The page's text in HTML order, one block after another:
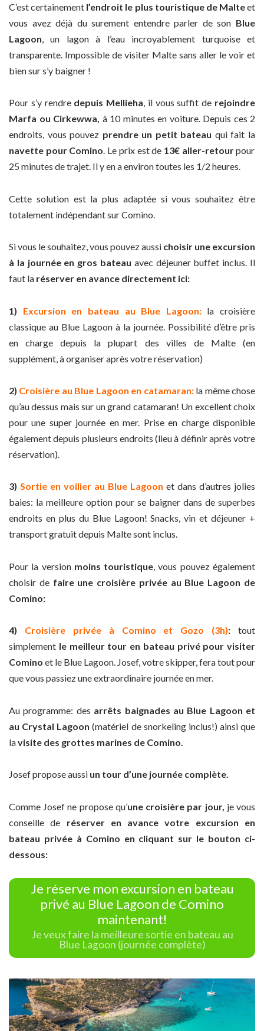
C’est certainement l’endroit le plus touristique de Malteet
vous avez déjà du surement entendre parler de son Blue
Lagoon, un lagon à l’eau incroyablement turquoise et
transparente. Impossible de visiter Malte sans aller le voir et
bien sur s’y baigner !
Pour s’y rendredepuis Mellieha, il vous suffit de rejoindre
Marfa ou Cirkewwa, à 10 minutes en voiture. Depuis ces 2
endroits, vous pouvez prendre un petit bateau qui fait la
navette pour Comino. Le prix est de 13€ aller-retourpour
25 minutes de trajet. Il y en a environ toutes les 1/2 heures.
Cette solution est la plus adaptée si vous souhaitez être
totalement indépendant sur Comino.
Si vous le souhaitez, vous pouvez aussi choisir une excursion
à la journée en gros bateau avec déjeuner buffet inclus. Il
faut la réserver en avance directement ici:
1) Excursion en bateau au Blue Lagoon:la croisière
classique au Blue Lagoon à la journée. Possibilité d’être pris
en charge depuis la plupart des villes de Malte (en
supplément, à organiser après votre réservation)
2) Croisière au Blue Lagoon en catamaran:la même chose
qu’au dessus mais sur un grand catamaran! Un excellent choix
pour une super journée en mer. Prise en charge disponible
également depuis plusieurs endroits (lieu à définir après votre
réservation).
3) Sortie en voilier au Blue Lagoon et dans d’autres jolies
baies: la meilleure option pour se baigner dans de superbes
endroits en plus du Blue Lagoon! Snacks, vin et déjeuner +
transport gratuit depuis Malte sont inclus.
Pour la versionmoins touristique, vous pouvez également
choisir defaire une croisière privée au Blue Lagoon de
Comino:
4) Croisière privée à Comino et Gozo (3h): tout
simplement le meilleur tour en bateau privé pour visiter
Comino et le Blue Lagoon. Josef, votre skipper, fera tout pour
que vous passiez une extraordinaire journée en mer.
Au programme: des arrêts baignades au Blue Lagoon et
au Crystal Lagoon (matériel de snorkeling inclus!) ainsi que
lavisite des grottes marines de Comino.
Josef propose aussi un tour d’une journée complète.
Comme Josef ne propose qu’une croisière par jour, je vous
conseille de réserver en avance votre excursion en
bateau privée à Comino en cliquant sur le bouton ci-
dessous:
Je réserve mon excursion en bateau
privé au Blue Lagoon de Comino
maintenant!
Je veux faire la meilleure sortie en bateau au
Blue Lagoon (journée complète)